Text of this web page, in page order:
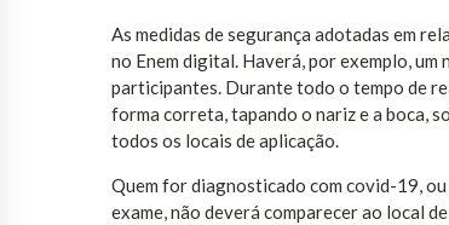
As medidas de segurança adotadas em
no Enem digital. Haverá, por exemplo,
participantes. Durante todo o tempo de
forma correta, tapando o nariz e a boca,
todos os locais de aplicação.
Quem for diagnosticado com covid-19,
exame, não deverá comparecer ao local